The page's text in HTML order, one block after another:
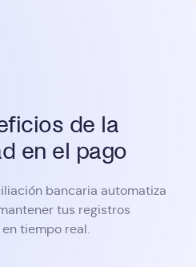
de la
en el pago
bancaria automatiza
tus registros
tiempo real.